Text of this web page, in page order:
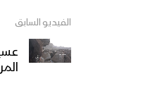
الفيديو السابق